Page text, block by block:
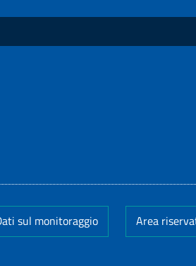
sul monitoraggio Area